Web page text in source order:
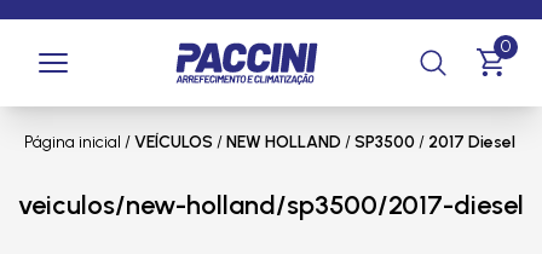
0
Página inicial /VEÍCULOS /NEW HOLLAND /SP3500/ 2017 Diesel
veiculos/new-holland/sp3500/2017-diesel